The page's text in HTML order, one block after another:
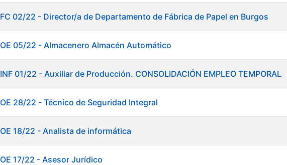
Mostrar/Ocultar
Mostrar/Ocultar
Mostrar/Ocultar
FC 02/22 - Director/a de Departamento de Fábrica de Papel en Burgos
OE 05/22 - Almacenero Almacén Automático
INF 01/22 - Auxiliar de Producción. CONSOLIDACIÓN EMPLEO TEMPORAL
OE 28/22 - Técnico de Seguridad Integral
OE 18/22 - Analista de informática
OE 17/22 - Asesor Jurídico